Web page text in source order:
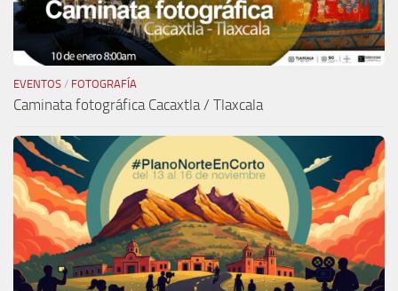
EVENTOS / FOTOGRAFÍA
Caminata fotográfica Cacaxtla / Tlaxcala